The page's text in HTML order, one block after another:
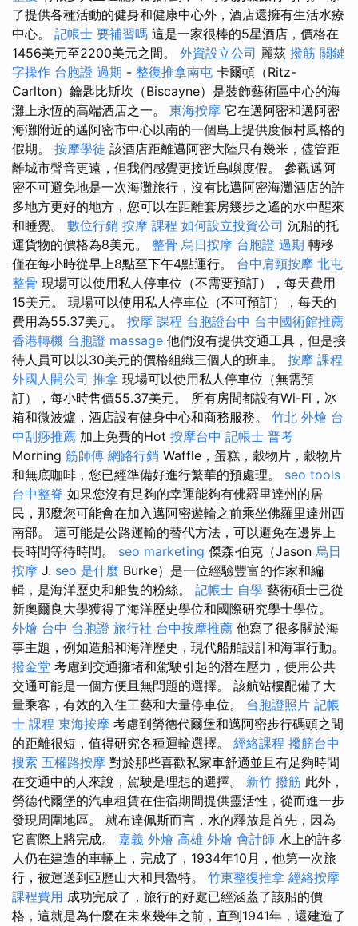
了提供各種活動的健身和健康中心外，酒店還擁有生活水療
中心。 記帳士 要補習嗎 這是一家很棒的5星酒店，價格在
1456美元至2200美元之間。 外資設立公司 麗茲 撥筋 關鍵
字操作 台胞證 過期 - 整復推拿南屯 卡爾頓（Ritz-
Carlton）鑰匙比斯坎（Biscayne）是裝飾藝術區中心的海
灘上永恆的高端酒店之一。 東海按摩 它在邁阿密和邁阿密
海灘附近的邁阿密市中心以南的一個島上提供度假村風格的
假期。 按摩學徒 該酒店距離邁阿密大陸只有幾米，儘管距
離城市聲音更遠，但我們感覺更接近島嶼度假。 參觀邁阿
密不可避免地是一次海灘旅行，沒有比邁阿密海灘酒店的許
多地方更好的地方，您可以在距離套房幾步之遙的水中醒來
和睡覺。 數位行銷 按摩 課程 如何設立投資公司 沉船的托
運貨物的價格為8美元。 整骨 烏日按摩 台胞證 過期 轉移
僅在每小時從早上8點至下午4點運行。 台中肩頸按摩 北屯
整骨 現場可以使用私人停車位（不需要預訂），每天費用
15美元。 現場可以使用私人停車位（不可預訂），每天的
費用為55.37美元。 按摩 課程 台胞證台中 台中國術館推薦
香港轉機 台胞證 massage 他們沒有提供交通工具，但是接
待人員可以以30美元的價格組織三個人的班車。 按摩 課程
外國人開公司 推拿 現場可以使用私人停車位（無需預
訂），每小時售價55.37美元。 所有房間都設有Wi-Fi，冰
箱和微波爐，酒店設有健身中心和商務服務。 竹北 外燴 台
中刮痧推薦 加上免費的Hot 按摩台中 記帳士 普考
Morning 筋師傅 網路行銷 Waffle，蛋糕，穀物片，穀物片
和無底咖啡，您已經準備好進行繁華的預處理。 seo tools
台中整脊 如果您沒有足夠的幸運能夠有佛羅里達州的居
民，那麼您可能會在加入邁阿密遊輪之前乘坐佛羅里達州西
南部。 這可能是公路運輸的替代方法，可以避免在邊界上
長時間等待時間。 seo marketing 傑森·伯克（Jason 烏日
按摩 J. seo 是什麼 Burke）是一位經驗豐富的作家和編
輯，是海洋歷史和船隻的粉絲。 記帳士 自學 藝術碩士已從
新奧爾良大學獲得了海洋歷史學位和國際研究學士學位。
外燴 台中 台胞證 旅行社 台中按摩推薦 他寫了很多關於海
事主題，例如造船和海洋歷史，現代船舶設計和海軍行動。
撥金堂 考慮到交通擁堵和駕駛引起的潛在壓力，使用公共
交通可能是一個方便且無問題的選擇。 該航站樓配備了大
量乘客，有效的入住工藝和大量停車位。 台胞證照片 記帳
士 課程 東海按摩 考慮到勞德代爾堡和邁阿密步行碼頭之間
的距離很短，值得研究各種運輸選擇。 經絡課程 撥筋台中
搜索 五權路按摩 對於那些喜歡私家車舒適並且有足夠時間
在交通中的人來說，駕駛是理想的選擇。 新竹 撥筋 此外，
勞德代爾堡的汽車租賃在住宿期間提供靈活性，從而進一步
發現周圍地區。 就布達佩斯而言，水的釋放是首先，因為
它實際上將完成。 嘉義 外燴 高雄 外燴 會計師 水上的許多
人仍在建造的車輛上，完成了，1934年10月，他第一次旅
行，被運送到亞歷山大和貝魯特。 竹東整復推拿 經絡按摩
課程費用 成功完成了，旅行的好處已經涵蓋了該船的價
格，這就是為什麼在未來幾年之前，直到1941年，還建造了